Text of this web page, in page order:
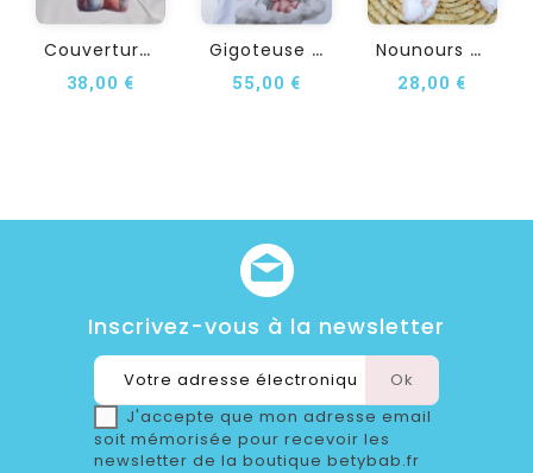
C
Ouverture Bébé...
38,00 €
G
Igoteuse Personnalisée...
55,00 €
N
Ounours Doudou...
28,00 €
Inscrivez-vous à la newsletter
J'accepte que mon adresse email
soit mémorisée pour recevoir les
newsletter de la boutique betybab.fr